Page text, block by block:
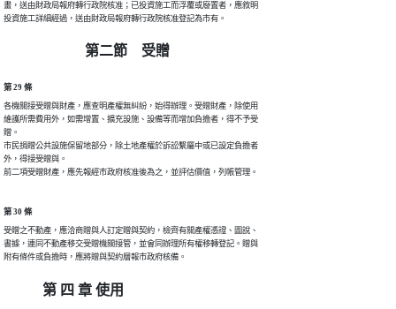
畫，送由財政局報府轉行政院核准；已投資施工而浮覆或廢置者，應敘明
投資施工詳細經過，送由財政局報府轉行政院核准登記為市有。
第二節 受贈
第 29 條
各機關接受贈與財產，應查明產權無糾紛，始得辦理。受贈財產，除使用
維護所需費用外，如需增置、擴充設施、設備等而增加負擔者，得不予受
贈。
市民捐贈公共設施保留地部分，除土地產權於訴訟繫屬中或已設定負擔者
外，得接受贈與。
前二項受贈財產，應先報經市政府核准後為之，並評估價值，列帳管理。
第 30 條
受贈之不動產，應洽商贈與人訂定贈與契約，檢齊有關產權憑證、圖說、
書據，連同不動產移交受贈機關接管，並會同辦理所有權移轉登記。贈與
附有條件或負擔時，應將贈與契約層報市政府核備。
第 四 章 使用